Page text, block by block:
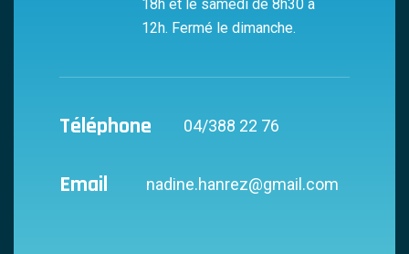
18h et le samedi de 8h30 à
12h. Fermé le dimanche.
Téléphone 04/388 22 76
Email nadine.hanrez@gmail.com